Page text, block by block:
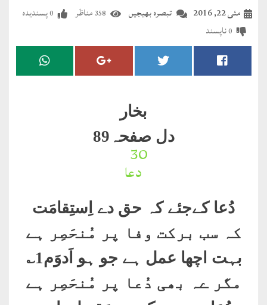
مضطرؔ
دستِ
تبصرہ بھیجیں مئی 22, 2016 358 مناظر 0پسندیدہ
0ناپسند
بخار
دل صفحہ89
30۔
دعا
دُعا کےجئے کہ حق دے اِستِقامَت
کہ سب برکت وفا پر مُنحَصِر ہے
بہت اچھا عمل ہے جو ہو اَدوَم1؎
مگر ےہ بھی دُعا پر مُنحَصِر ہے